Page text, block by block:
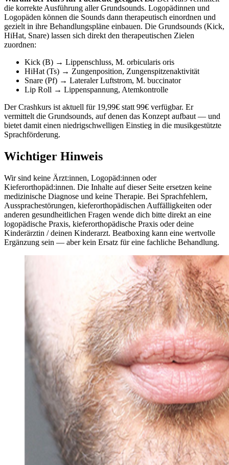
die korrekte Ausführung aller Grundsounds. Logopädinnen und
Logopäden können die Sounds dann therapeutisch einordnen und
gezielt in ihre Behandlungspläne einbauen. Die Grundsounds (Kick,
HiHat, Snare) lassen sich direkt den therapeutischen Zielen
zuordnen:
Kick (B) → Lippenschluss, M. orbicularis oris
HiHat (Ts) → Zungenposition, Zungenspitzenaktivität
Snare (Pf) → Lateraler Luftstrom, M. buccinator
Lip Roll → Lippenspannung, Atemkontrolle
Der Crashkurs ist aktuell für 19,99€ statt 99€ verfügbar. Er
vermittelt die Grundsounds, auf denen das Konzept aufbaut — und
bietet damit einen niedrigschwelligen Einstieg in die musikgestützte
Sprachförderung.
Wichtiger Hinweis
Wir sind keine Ärzt:innen, Logopäd:innen oder
Kieferorthopäd:innen. Die Inhalte auf dieser Seite ersetzen keine
medizinische Diagnose und keine Therapie. Bei Sprachfehlern,
Aussprachestörungen, kieferorthopädischen Auffälligkeiten oder
anderen gesundheitlichen Fragen wende dich bitte direkt an eine
logopädische Praxis, kieferorthopädische Praxis oder deine
Kinderärztin / deinen Kinderarzt. Beatboxing kann eine wertvolle
Ergänzung sein — aber kein Ersatz für eine fachliche Behandlung.